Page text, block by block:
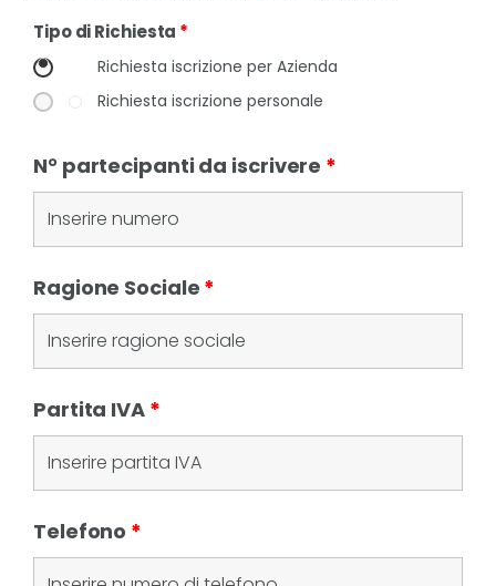
Tipo di Richiesta *
Richiesta iscrizione per Azienda
Richiesta iscrizione personale
N° partecipanti da iscrivere *
Ragione Sociale *
Partita IVA *
Telefono *